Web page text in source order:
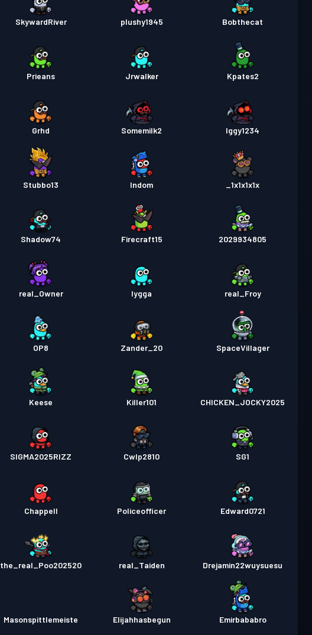
SkywardRiver plushy1945 Bobthecat
Prieans Jrwalker Kpates2
Grhd Somemilk2 Iggy1234
Stubbo13 Indom _1x1x1x1x
Shadow74 Firecraft15 2029934805
real_Owner lygga real_Froy
OP8 Zander_20 SpaceVillager
Keese Killer101 CHICKEN_JOCKY2025
SIGMA2025RIZZ Cwlp2810 SG1
Chappell Policeofficer Edward0721
the_real_Poo202520 real_Taiden Drejamin22wuysuesu
Masonspittlemeiste Elijahhasbegun Emirbababro